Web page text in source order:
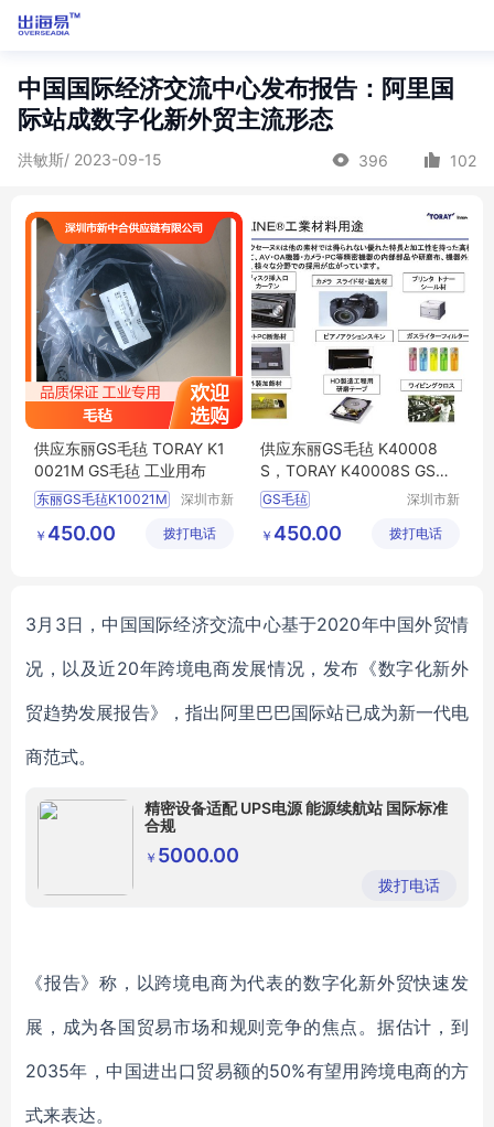
中国国际经济交流中心发布报告：阿里国
际站成数字化新外贸主流形态
洪敏斯/ 2023-09-15 396 102
供应东丽GS毛毡 TORAY K1
0021M GS毛毡 工业用布
东丽GS毛毡K10021M
K10021MGS毛毡
深圳市新
链有限公
￥ 450.00 拨打电话
供应东丽GS毛毡 K40008
S，TORAY K40008S GS毛
毡 工业用布
GS毛毡
TORAY毛毡批发
深圳市新
链有限公
￥ 450.00 拨打电话
3月 3日，中国国际经济交流中心基于2020年中国外贸情
况，以及近20年跨境电商发展情况，发布《数字化新外
贸趋势发展报告》，指出阿里巴巴国际站已成为新一代电
商范式。
精密设备适配 UPS电源 能源续航站 国际标准
合规
￥ 5000.00
拨打电话
《报告》称，以跨境电商为代表的数字化新外贸快速发
展，成为各国贸易市场和规则竞争的焦点。据估计，到
2035年，中国进出口贸易额的50%有望用跨境电商的方
式来表达。